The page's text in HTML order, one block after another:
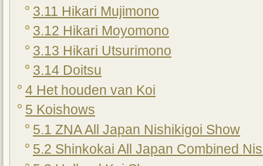
3.11 Hikari Mujimono
3.12 Hikari Moyomono
3.13 Hikari Utsurimono
3.14 Doitsu
4 Het houden van Koi
5 Koishows
5.1 ZNA All Japan Nishikigoi Show
5.2 Shinkokai All Japan Combined